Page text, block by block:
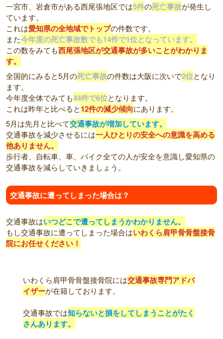
一宮市、岩倉市がある西尾張地区では5件の死亡事故が発生し
ています。
これは愛知県の全地域でトップの件数です。
また今年度の死亡事故数でも14件で1位となっています。
この数をみても西尾張地区が交通事故が多いことがわかりま
す。
全国的にみると5月の死亡事故の件数は大阪に次いで2位となり
ます。
今年度全体でみても44件で6位となります。
これは昨年と比べると12件の減少傾向にあります。
5月は先月と比べて交通事故が増加しています。
交通事故を減少させるには一人ひとりの安全への意識を高める
他ありません。
歩行者、自転車、車、バイク全ての人が安全を意識し愛知県の
交通事故を減らしていきましょう。
交通事故に遭ってしまった場合は？
交通事故はいつどこで遭ってしまうかわかりません。
もし交通事故に遭ってしまった場合はいわくら肩甲骨骨盤接骨
院にお任せください！
いわくら肩甲骨骨盤接骨院には交通事故専門アドバ
イザーが在籍しております。
交通事故では知らないと損をしてしまうことがたく
さんあります。